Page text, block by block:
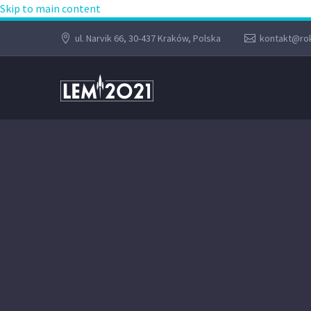
Skip to main content
ul. Narvik 66, 30-437 Kraków, Polska